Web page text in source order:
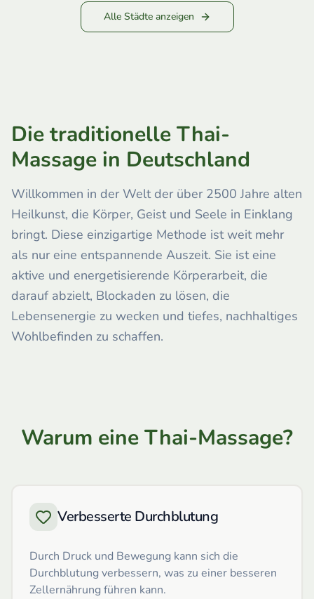
Alle Städte anzeigen
Die traditionelle Thai-
Massage in Deutschland
Willkommen in der Welt der über 2500 Jahre alten
Heilkunst, die Körper, Geist und Seele in Einklang
bringt. Diese einzigartige Methode ist weit mehr
als nur eine entspannende Auszeit. Sie ist eine
aktive und energetisierende Körperarbeit, die
darauf abzielt, Blockaden zu lösen, die
Lebensenergie zu wecken und tiefes, nachhaltiges
Wohlbefinden zu schaffen.
Warum eine Thai-Massage?
Verbesserte Durchblutung
Durch Druck und Bewegung kann sich die
Durchblutung verbessern, was zu einer besseren
Zellernährung führen kann.